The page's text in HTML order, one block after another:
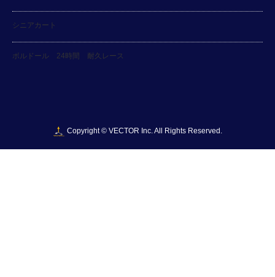
シニアカート
ボルドール 24時間 耐久レース
Copyright © VECTOR Inc. All Rights Reserved.